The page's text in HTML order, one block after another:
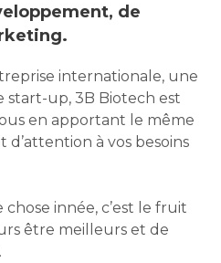
de
internationale, une
up, 3B Biotech est
en apportant le même
d’attention à vos besoins
chose innée, c’est le fruit
être meilleurs et de